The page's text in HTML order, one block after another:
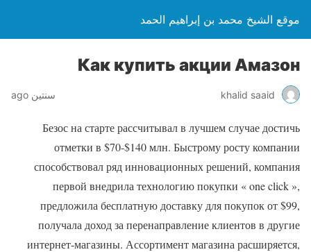
موقع الشيخ محمد بن إبراهيم الحمد
Как купить акции Амазон
khalid saaid سنتين ago
Безос на старте рассчитывал в лучшем случае достичь
отметки в $70-$140 млн. Быстрому росту компании
способствовал ряд инновационных решений, компания
первой внедрила технологию покупки « one click »,
предложила бесплатную доставку для покупок от $99,
получала доход за перенаправление клиентов в другие
интернет-магазины. Ассортимент магазина расширяется,